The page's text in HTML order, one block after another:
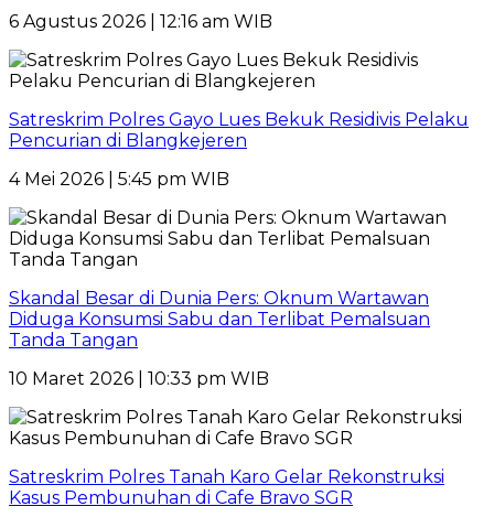
6 Agustus 2026 | 12:16 am WIB
Satreskrim Polres Gayo Lues Bekuk Residivis Pelaku
Pencurian di Blangkejeren
4 Mei 2026 | 5:45 pm WIB
Skandal Besar di Dunia Pers: Oknum Wartawan
Diduga Konsumsi Sabu dan Terlibat Pemalsuan
Tanda Tangan
10 Maret 2026 | 10:33 pm WIB
Satreskrim Polres Tanah Karo Gelar Rekonstruksi
Kasus Pembunuhan di Cafe Bravo SGR